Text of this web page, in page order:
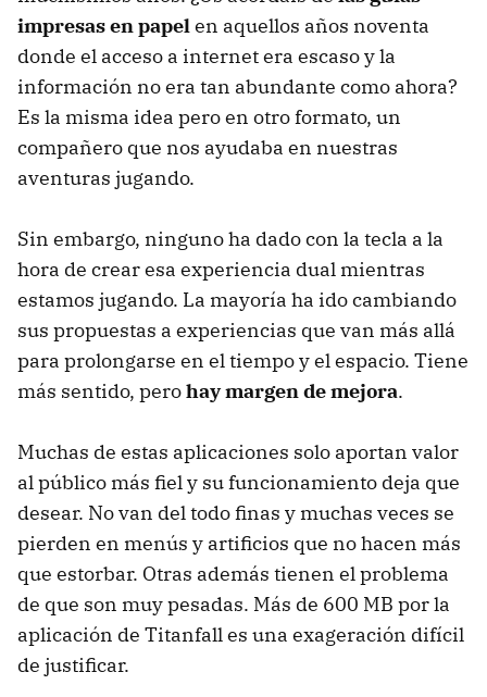
impresas en papel en aquellos años noventa
donde el acceso a internet era escaso y la
información no era tan abundante como ahora?
Es la misma idea pero en otro formato, un
compañero que nos ayudaba en nuestras
aventuras jugando.
Sin embargo, ninguno ha dado con la tecla a la
hora de crear esa experiencia dual mientras
estamos jugando. La mayoría ha ido cambiando
sus propuestas a experiencias que van más allá
para prolongarse en el tiempo y el espacio. Tiene
más sentido, perohay margen de mejora.
Muchas de estas aplicaciones solo aportan valor
al público más fiel y su funcionamiento deja que
desear. No van del todo finas y muchas veces se
pierden en menús y artificios que no hacen más
que estorbar. Otras además tienen el problema
de que son muy pesadas. Más de 600 MB por la
aplicación de Titanfall es una exageración difícil
de justificar.